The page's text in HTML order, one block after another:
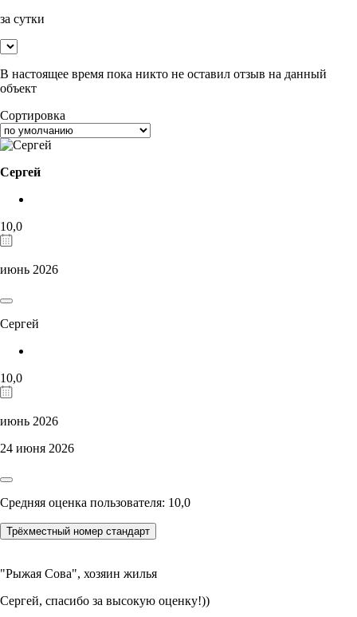
за сутки
В настоящее время пока никто не оставил отзыв на данный
объект
Сортировка
Сергей
10,0
июнь 2026
Сергей
10,0
июнь 2026
24 июня 2026
Средняя оценка пользователя: 10,0
Трёхместный номер стандарт
"Рыжая Сова", хозяин жилья
Сергей, спасибо за высокую оценку!))